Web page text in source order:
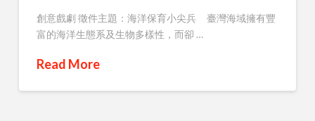
創意戲劇 徵件主題：海洋保育小尖兵 臺灣海域擁有豐
富的海洋生態系及生物多樣性，而卻 …
Read More